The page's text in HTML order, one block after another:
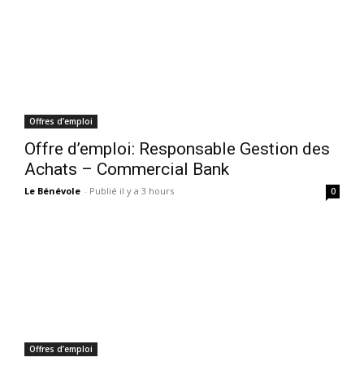
Offres d’emploi
Offre d’emploi: Responsable Gestion des
Achats – Commercial Bank
Le Bénévole - Publié il y a 3 hours 0
Offres d’emploi